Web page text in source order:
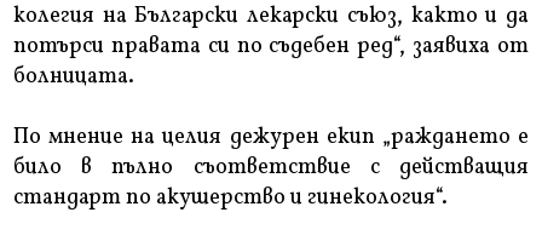
колегия на Български лекарски съюз, както и да
потърси правата си по съдебен ред“, заявиха от
болницата.
По мнение на целия дежурен екип „раждането е
било в пълно съответствие с действащия
стандарт по акушерство и гинекология“.